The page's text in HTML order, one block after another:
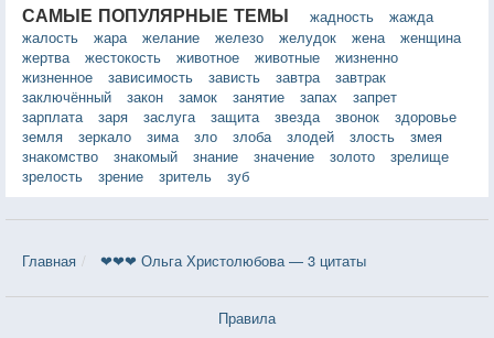
САМЫЕ ПОПУЛЯРНЫЕ ТЕМЫ жадность
жажда
жалость
жара желание железо желудок жена
женщина
жертва
жестокость животное животные
жизненно
жизненное
зависимость зависть завтра
завтрак
заключённый
закон замок занятие запах
запрет
зарплата
заря заслуга защита звезда звонок
здоровье
земля
зеркало зима зло злоба злодей злость
змея
знакомство
знакомый знание значение золото
зрелище
зрелость
зрение зритель зуб
Главная ❤❤❤ Ольга Христолюбова — 3 цитаты
Правила